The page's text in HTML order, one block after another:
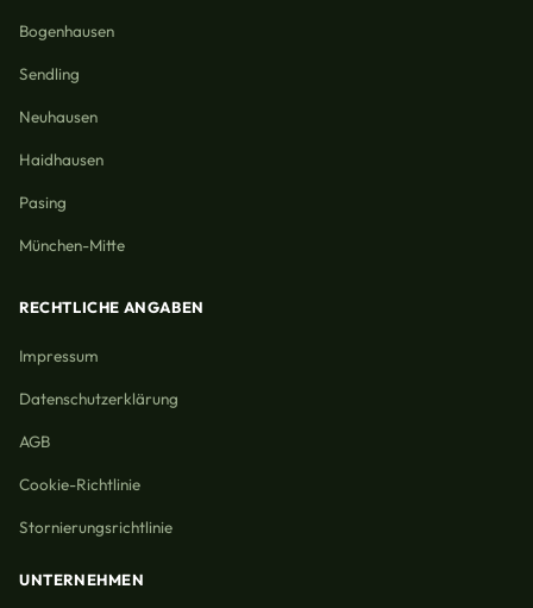
Bogenhausen
Sendling
Neuhausen
Haidhausen
Pasing
München-Mitte
RECHTLICHE ANGABEN
Impressum
Datenschutzerklärung
AGB
Cookie-Richtlinie
Stornierungsrichtlinie
UNTERNEHMEN